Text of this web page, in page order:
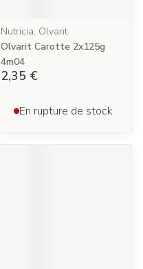
Nutricia, Olvarit
Olvarit Carotte 2x125g
4m04
2,35 €
En rupture de stock